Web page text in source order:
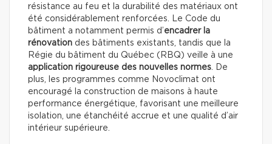
résistance au feu et la durabilité des matériaux ont
été considérablement renforcées. Le Code du
bâtiment a notamment permis d’encadrer la
rénovation des bâtiments existants, tandis que la
Régie du bâtiment du Québec (RBQ) veille à une
application rigoureuse des nouvelles normes. De
plus, les programmes comme Novoclimat ont
encouragé la construction de maisons à haute
performance énergétique, favorisant une meilleure
isolation, une étanchéité accrue et une qualité d’air
intérieur supérieure.